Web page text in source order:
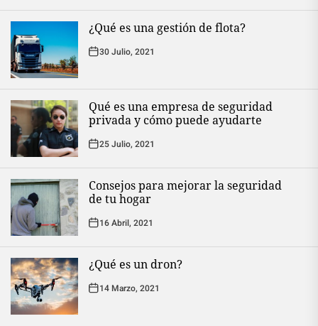
¿Qué es una gestión de flota?
30 Julio, 2021
Qué es una empresa de seguridad
privada y cómo puede ayudarte
25 Julio, 2021
Consejos para mejorar la seguridad
de tu hogar
16 Abril, 2021
¿Qué es un dron?
14 Marzo, 2021